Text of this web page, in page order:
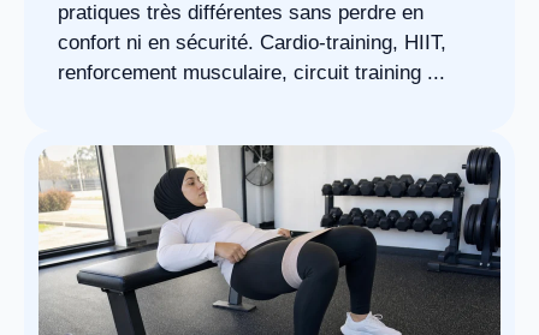
pratiques très différentes sans perdre en
confort ni en sécurité. Cardio-training, HIIT,
renforcement musculaire, circuit training ...